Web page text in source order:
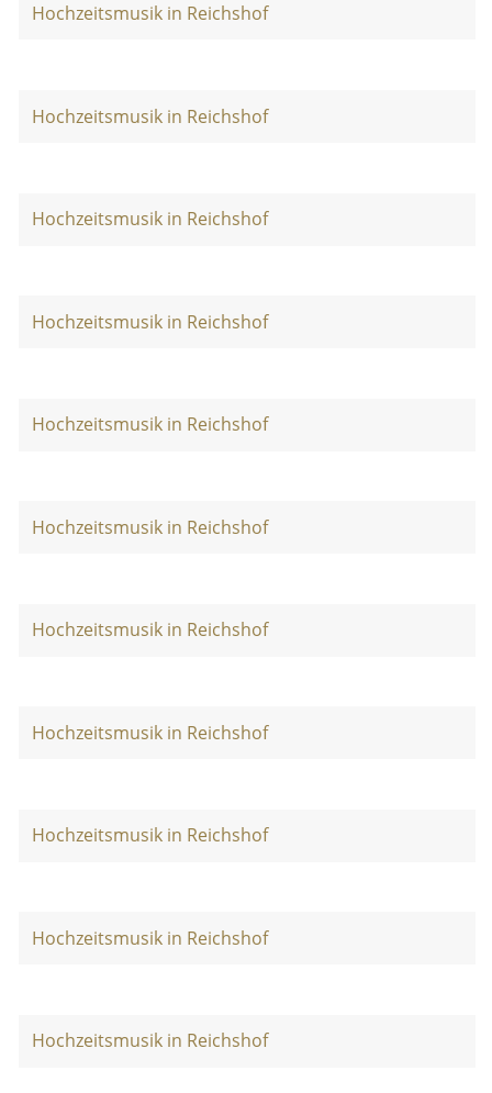
Hochzeitsmusik in Reichshof
Hochzeitsmusik in Reichshof
Hochzeitsmusik in Reichshof
Hochzeitsmusik in Reichshof
Hochzeitsmusik in Reichshof
Hochzeitsmusik in Reichshof
Hochzeitsmusik in Reichshof
Hochzeitsmusik in Reichshof
Hochzeitsmusik in Reichshof
Hochzeitsmusik in Reichshof
Hochzeitsmusik in Reichshof